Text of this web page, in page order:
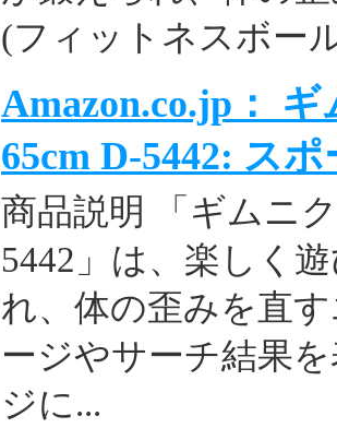
(フィットネスボー
Amazon.co.jp：
65cm D-5442: スポ
商品説明 「ギムニ
5442」は、楽しく
れ、体の歪みを直
ージやサーチ結果
ジに...